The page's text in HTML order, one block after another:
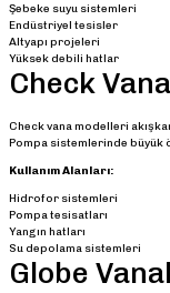
Şebeke suyu sistemleri
Endüstriyel tesisler
Altyapı projeleri
Yüksek debili hatlar
Check
Check vana modelleri
Pompa sistemlerinde büyük
Kullanım Alanları:
Hidrofor sistemleri
Pompa tesisatları
Yangın hatları
Su depolama sistemleri
Globe